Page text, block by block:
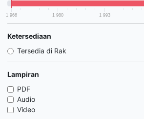
1 966 1 980 1 993
Ketersediaan
Tersedia di Rak
Lampiran
PDF
Audio
Video